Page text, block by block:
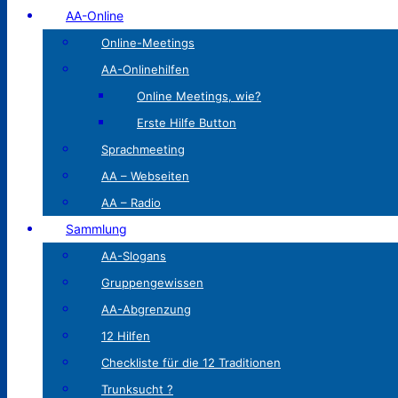
AA-Online
Online-Meetings
AA-Onlinehilfen
Online Meetings, wie?
Erste Hilfe Button
Sprachmeeting
AA – Webseiten
AA – Radio
Sammlung
AA-Slogans
Gruppengewissen
AA-Abgrenzung
12 Hilfen
Checkliste für die 12 Traditionen
Trunksucht ?